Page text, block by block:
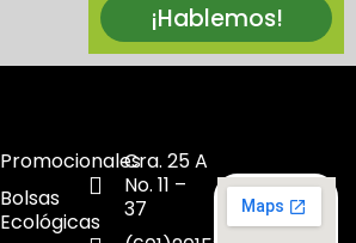
¡Hablemos!
Promocionales
Bolsas
Ecológicas
Cra. 25 A
No. 11 –
37